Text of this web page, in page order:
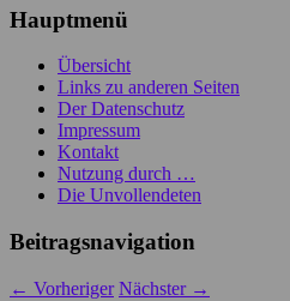
Hauptmenü
Übersicht
Links zu anderen Seiten
Der Datenschutz
Impressum
Kontakt
Nutzung durch …
Die Unvollendeten
Beitragsnavigation
← Vorheriger Nächster →